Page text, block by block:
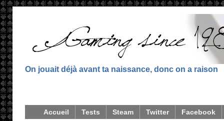
On jouait déjà avant ta naissance, donc on a raison
Accueil Tests Steam Twitter Facebook